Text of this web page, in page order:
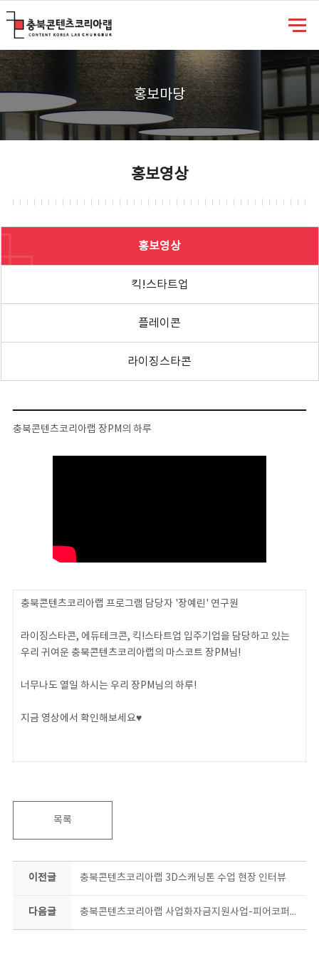
홍보마당
홍보영상
홍보영상
킥!스타트업
플레이콘
라이징스타콘
충북콘텐츠코리아랩 장PM의 하루
충북콘텐츠코리아랩 프로그램 담당자 '장예린' 연구원
라이징스타콘, 에듀테크콘, 킥!스타트업 입주기업을 담당하고 있는
우리 귀여운 충북콘텐츠코리아랩의 마스코트 장PM님!
너무나도 열일 하시는 우리 장PM님의 하루!
지금 영상에서 확인해보세요♥
목록
이전글 충북콘텐츠코리아랩 3D스캐닝톤 수업 현장 인터뷰
다음글 충북콘텐츠코리아랩 사업화자금지원사업-피어코퍼레이션